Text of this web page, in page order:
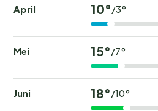
April 10°/3°
Mei 15°/7°
Juni 18°/10°